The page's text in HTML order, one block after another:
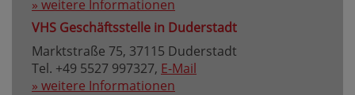
» weitere Informationen
VHS Geschäftsstelle in Duderstadt
Marktstraße 75, 37115 Duderstadt
Tel. +49 5527 997327, E-Mail
» weitere Informationen